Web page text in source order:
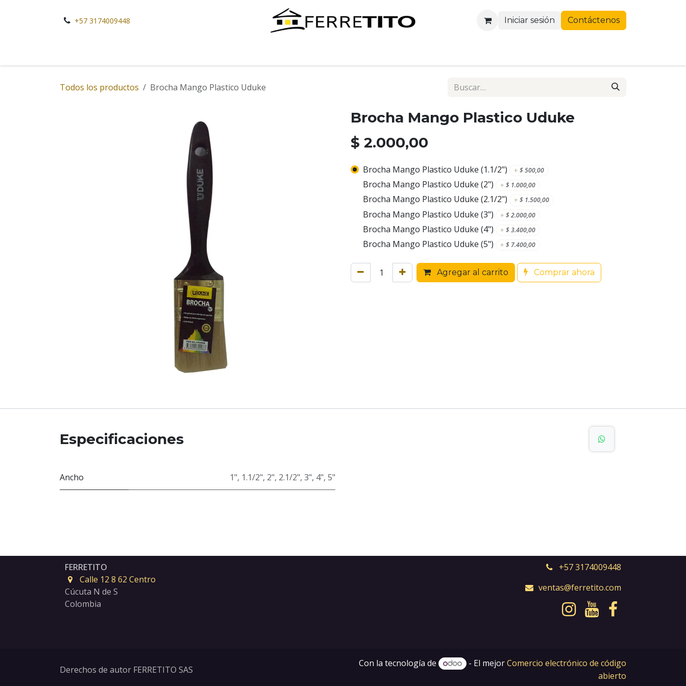
+57 3174009448
Iniciar sesión Contáctenos
Todos los productos Brocha Mango Plastico Uduke
Brocha Mango Plastico Uduke
$ 2.000,00
Brocha Mango Plastico Uduke (1.1/2") + $500,00
Brocha Mango Plastico Uduke (2") + $ 1.000,00
Brocha Mango Plastico Uduke (2.1/2") + $ 1.500,00
Brocha Mango Plastico Uduke (3") + $2.000,00
Brocha Mango Plastico Uduke (4") + $3.400,00
Brocha Mango Plastico Uduke (5") + $ 7.400,00
Agregar al carrito Comprar ahora
Especificaciones
Ancho 1", 1.1/2", 2", 2.1/2", 3", 4", 5"
FERRETITO
Calle 12 8 62 Centro
Cúcuta N de S
Colombia
+57 3174009448
ventas@ferretito.com
Derechos de autor FERRETITO SAS
Con la tecnología de - El mejorComercio electrónico de código
abierto